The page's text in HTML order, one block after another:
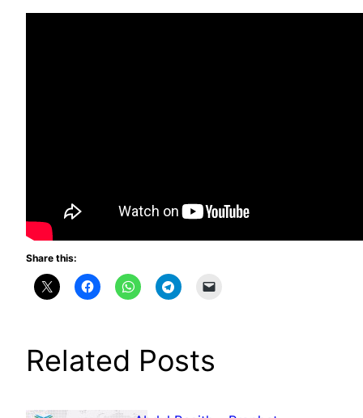
Share this:
Related Posts